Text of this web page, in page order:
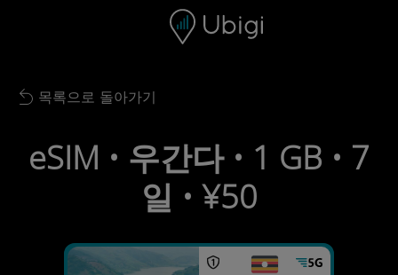
내비게이션 바 하단
Back to list
목록으로 돌아가기
eSIM • 우간다 • 1 GB • 7
일 • ¥50